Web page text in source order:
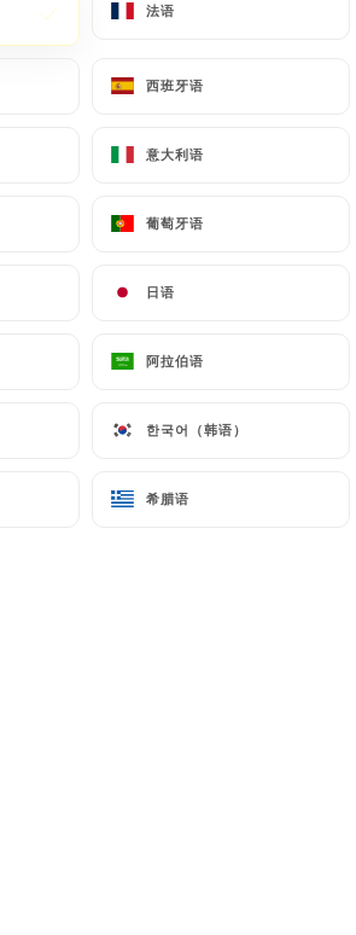
法语
西班牙语
意大利语
葡萄牙语
日语
阿拉伯语
한국어（韩语）
希腊语
法语
西班牙语
意大利语
葡萄牙语
日语
阿拉伯语
한국어（韩语）
希腊语